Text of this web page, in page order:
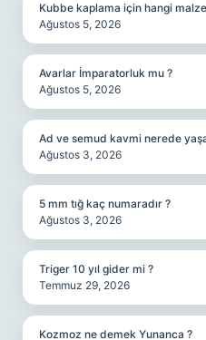
Kubbe kaplama için hangi
Ağustos 5, 2026
Avarlar İmparatorluk mu ?
Ağustos 5, 2026
Ad ve semud kavmi nerede
Ağustos 3, 2026
5 mm tığ kaç numaradır ?
Ağustos 3, 2026
Triger 10 yıl gider mi ?
Temmuz 29, 2026
Kozmoz ne demek Yunanca ?